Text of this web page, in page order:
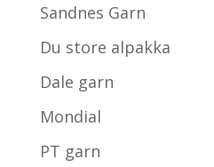
Sandnes Garn
Du store alpakka
Dale garn
Mondial
PT garn